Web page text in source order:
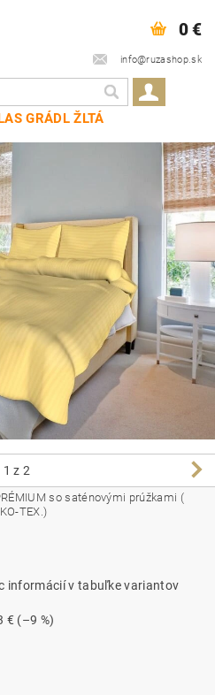
info@ruzashop.sk
0 €
GRÁDL ŽLTÁ
1 z 2
so saténovými prúžkami (
TEX.)
informácií v tabuľke variantov
€ (–9 %)